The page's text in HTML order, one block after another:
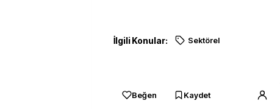
İlgili Konular: Sektörel
Beğen Kaydet